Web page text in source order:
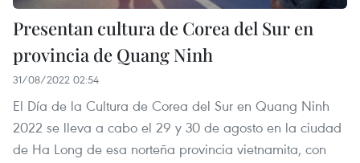
Presentan cultura de Corea del Sur en
provincia de Quang Ninh
31/08/2022 02:54
El Día de la Cultura de Corea del Sur en Quang Ninh
2022 se lleva a cabo el 29 y 30 de agosto en la ciudad
de Ha Long de esa norteña provincia vietnamita, con